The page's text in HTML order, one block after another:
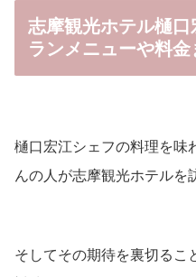
志摩観光ホテル樋口
ランメニューや料金
樋口宏江シェフの料理を味
んの人が志摩観光ホテルを
そしてその期待を裏切るこ